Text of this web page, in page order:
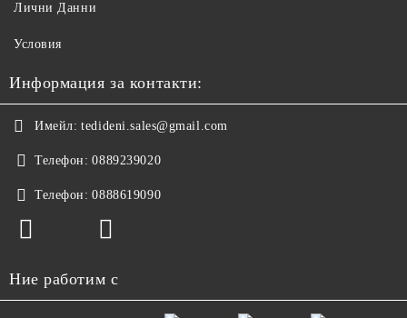
Лични Данни
Условия
Информация за контакти:
Имейл: tedideni.sales@gmail.com
Телефон: 0889239020
Телефон: 0888619090
Ние работим с